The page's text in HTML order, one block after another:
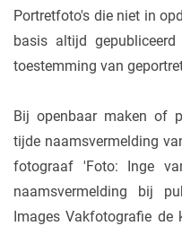
Portretfoto's die niet in
basis altijd
toestemming van
Bij openbaar maken of
tijde naamsvermelding
fotograaf 'Foto: Inge
naamsvermelding bij
Images Vakfotografie de